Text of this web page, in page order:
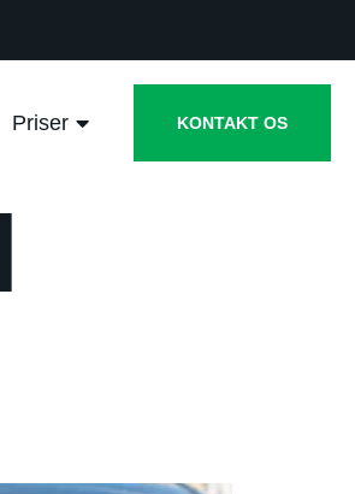
Priser KONTAKT OS